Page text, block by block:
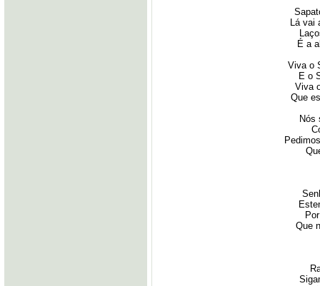
Lá vai
É a
Viva o
E o
Viva
Que
Nós
Que